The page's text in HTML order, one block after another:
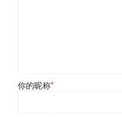
你的昵称*